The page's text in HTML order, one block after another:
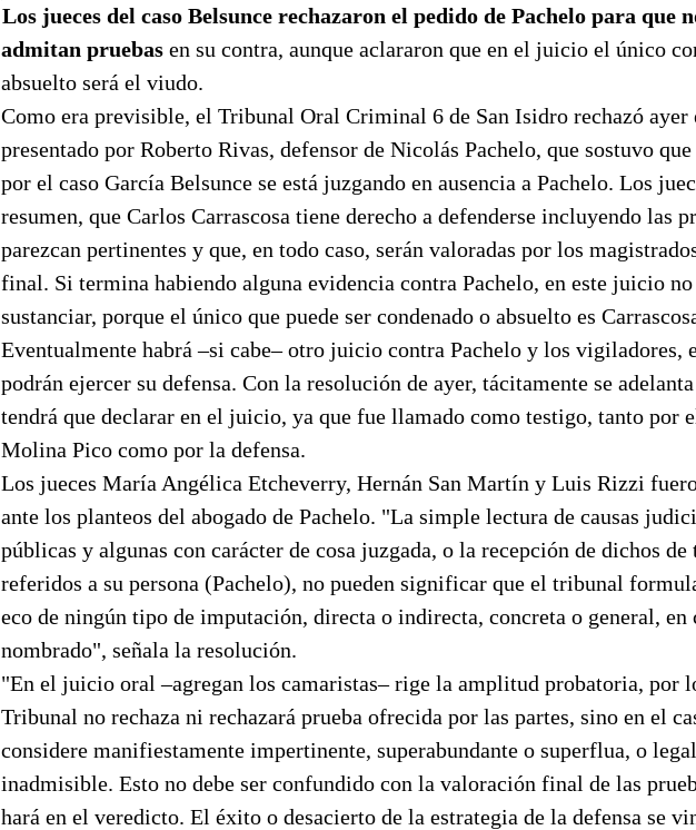
Los jueces del caso Belsunce rechazaron el pedido de Pachelo para que
admitan pruebas en su contra, aunque aclararon que en el juicio el único
absuelto será el viudo.
Como era previsible, el Tribunal Oral Criminal 6 de San Isidro rechazó ayer
presentado por Roberto Rivas, defensor de Nicolás Pachelo, que sostuvo
por el caso García Belsunce se está juzgando en ausencia a Pachelo. Los
resumen, que Carlos Carrascosa tiene derecho a defenderse incluyendo las
parezcan pertinentes y que, en todo caso, serán valoradas por los
final. Si termina habiendo alguna evidencia contra Pachelo, en este juicio no
sustanciar, porque el único que puede ser condenado o absuelto es
Eventualmente habrá –si cabe– otro juicio contra Pachelo y los vigiladores,
podrán ejercer su defensa. Con la resolución de ayer, tácitamente se
tendrá que declarar en el juicio, ya que fue llamado como testigo, tanto por
Molina Pico como por la defensa.
Los jueces María Angélica Etcheverry, Hernán San Martín y Luis Rizzi
ante los planteos del abogado de Pachelo. "La simple lectura de causas
públicas y algunas con carácter de cosa juzgada, o la recepción de dichos de
referidos a su persona (Pachelo), no pueden significar que el tribunal
eco de ningún tipo de imputación, directa o indirecta, concreta o general, en
nombrado", señala la resolución.
"En el juicio oral –agregan los camaristas– rige la amplitud probatoria, por
Tribunal no rechaza ni rechazará prueba ofrecida por las partes, sino en el
considere manifiestamente impertinente, superabundante o superflua, o
inadmisible. Esto no debe ser confundido con la valoración final de las
hará en el veredicto. El éxito o desacierto de la estrategia de la defensa se